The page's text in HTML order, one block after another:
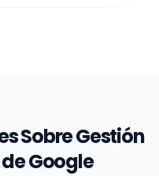
Sobre Gestión
Google